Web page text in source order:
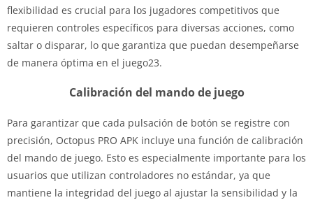
flexibilidad es crucial para los jugadores competitivos que
requieren controles específicos para diversas acciones, como
saltar o disparar, lo que garantiza que puedan desempeñarse
de manera óptima en el juego23.
Calibración del mando de juego
Para garantizar que cada pulsación de botón se registre con
precisión, Octopus PRO APK incluye una función de calibración
del mando de juego. Esto es especialmente importante para los
usuarios que utilizan controladores no estándar, ya que
mantiene la integridad del juego al ajustar la sensibilidad y la